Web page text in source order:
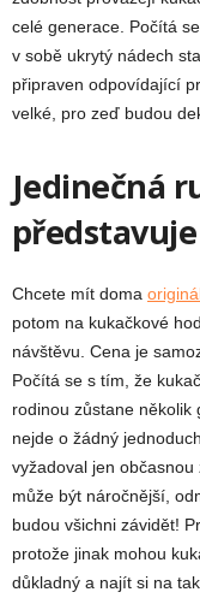
celé generace. Počítá
v sobě ukrytý nádech
připraven odpovídající
velké, pro zeď budou
Jedinečná
představuje
Chcete mít doma
potom na kukačkové
návštěvu. Cena je
Počítá se s tím, že
rodinou zůstane několik
nejde o žádný
vyžadoval jen
může být náročnější,
budou všichni závidět!
protože jinak mohou
důkladný a najít si na